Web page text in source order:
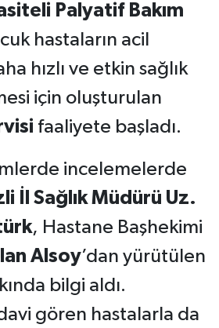
Palyatif Bakım
hastaların acil
hızlı ve etkin sağlık
için oluşturulan
faaliyete başladı.
incelemelerde
İl Sağlık Müdürü Uz.
, Hastane Başhekimi
Alsoy’dan yürütülen
bilgi aldı.
gören hastalarla da